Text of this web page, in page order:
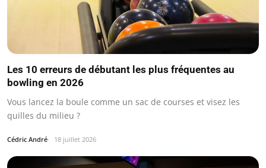
Les 10 erreurs de débutant les plus fréquentes au
bowling en 2026
Vous lancez la boule comme un sac de courses et visez les
quilles du milieu ?
Cédric André 18 juillet 2026